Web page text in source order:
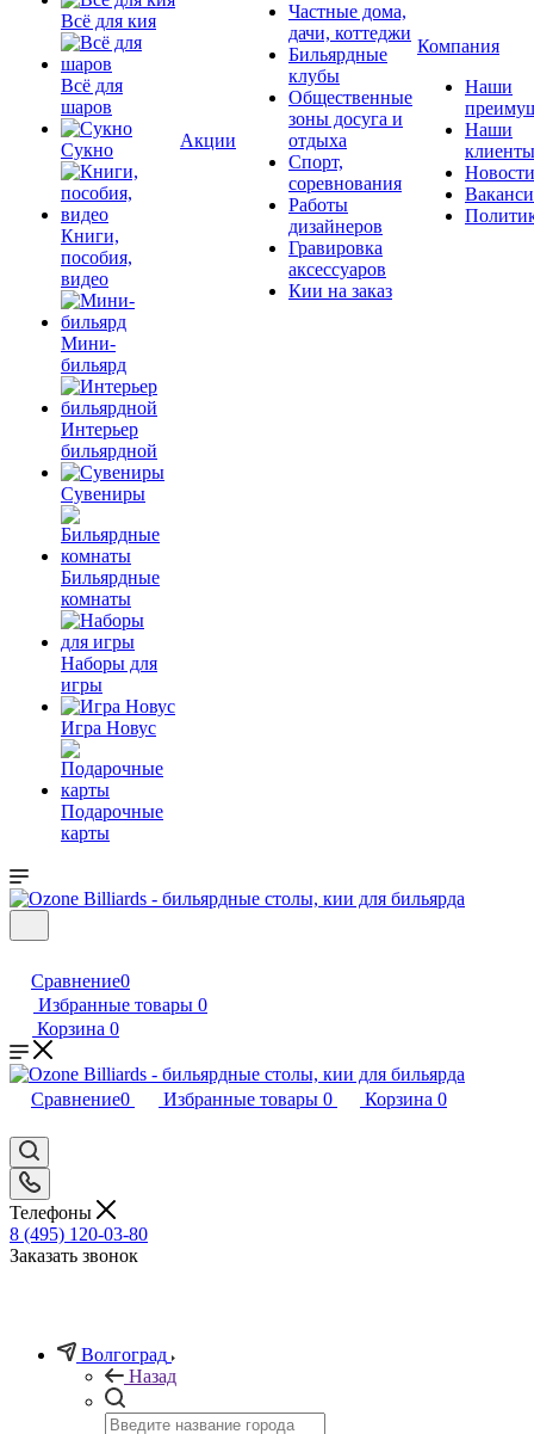
Всё для кия
Всё для
шаров
Сукно
Книги,
пособия,
видео
Мини-
бильярд
Интерьер
бильярдной
Сувениры
Бильярдные
комнаты
Наборы для
игры
Игра Новус
Подарочные
карты
Акции
Частные дома,
дачи, коттеджи
Бильярдные
клубы
Общественные
зоны досуга и
отдыха
Спорт,
соревнования
Работы
дизайнеров
Гравировка
аксессуаров
Кии на заказ
Компания
Наши
Наши
клиенты
Новости
Сравнение0
Избранные товары 0
Корзина 0
Сравнение0 Избранные товары 0 Корзина 0
Телефоны
8 (495) 120-03-80
Заказать звонок
Волгоград
Назад